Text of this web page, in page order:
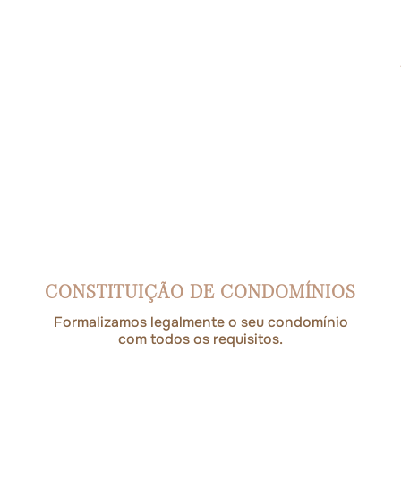
CONSTITUIÇÃO DE CONDOMÍNIOS
Formalizamos legalmente o seu condomínio
com todos os requisitos.